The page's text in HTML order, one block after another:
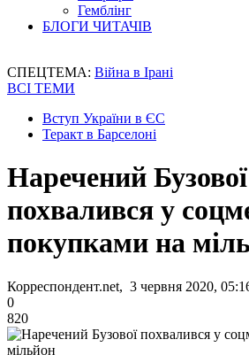
Гемблінг
БЛОГИ ЧИТАЧІВ
СПЕЦТЕМА: Війна в Ірані
ВСІ ТЕМИ
Вступ України в ЄС
Теракт в Барселоні
Наречений Бузової
похвалився у
покупками на
Корреспондент.net, 3 червня 2020,
0
820